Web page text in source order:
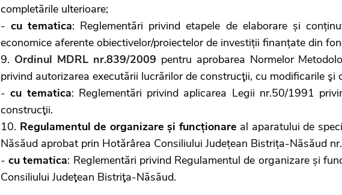
completările ulterioare;
-cu tematica: Reglementări privind etapele de elaborare și
economice aferente obiectivelor/proiectelor de investiții finanțate din
9. Ordinul MDRL nr.839/2009 pentru aprobarea Normelor
privind autorizarea executării lucrărilor de construcţii, cu modificarile şi
-cu tematica: Reglementări privind aplicarea Legii nr.50/1991
construcţii.
10. Regulamentul de organizare și funcționare al aparatului de
Năsăud aprobat prin Hotărârea Consiliului Județean Bistrița-Năsăud
-cu tematica: Reglementări privind Regulamentul de organizare și
Consiliului Judeţean Bistriţa-Năsăud.